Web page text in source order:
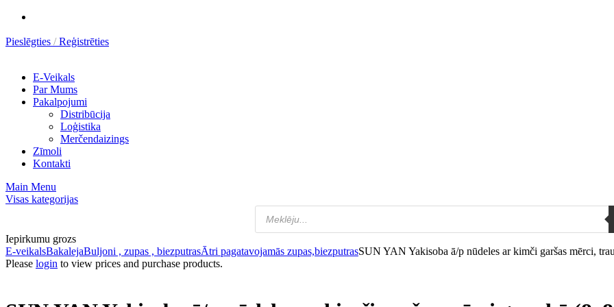
Pieslēgties Reģistrēties
E-Veikals
Par Mums
Pakalpojumi
Distribūcija
Loģistika
Merčendaizings
Zīmoli
Kontakti
Main Menu
Visas kategorijas
Iepirkumu grozs
E-veikalsBakalejaBuljoni , zupas , biezputrasĀtri pagatavojamās zupas,biezputrasSUN YAN Yakisoba ā/p nūdeles ar kimči garšas mērci,
Please login to view prices and purchase products.